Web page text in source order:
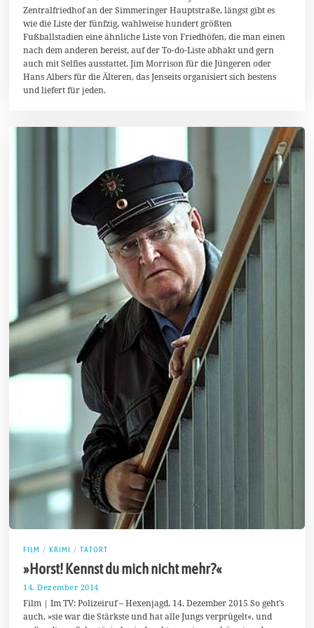
m
b
e
r
2
0
1
4
Zentralfriedhof an der Simmeringer Hauptstraße, längst gibt es
wie die Liste der fünfzig, wahlweise hundert größten
Fußballstadien eine ähnliche Liste von Friedhöfen, die man einen
nach dem anderen bereist, auf der To-do-Liste abhakt und gern
auch mit Selfies ausstattet, Jim Morrison für die Jüngeren oder
Hans Albers für die Älteren, das Jenseits organisiert sich bestens
und liefert für jeden.
FILM / KRIMI / TATORT
»Horst! Kennst du mich nicht mehr?«
14. Dezember 2014
4
.
D
Film | Im TV: Polizeiruf – Hexenjagd, 14. Dezember 2015 So geht’s
auch, »sie war die Stärkste und hat alle Jungs verprügelt«, und